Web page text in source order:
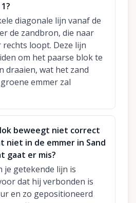
diagonale lijn vanaf de
de zandbron, die naar
loopt. Deze lijn
om het paarse blok te
draaien, wat het zand
emmer zal
beweegt niet correct
niet in de emmer in Sand
gaat er mis?
je getekende lijn is
dat hij verbonden is
en zo gepositioneerd